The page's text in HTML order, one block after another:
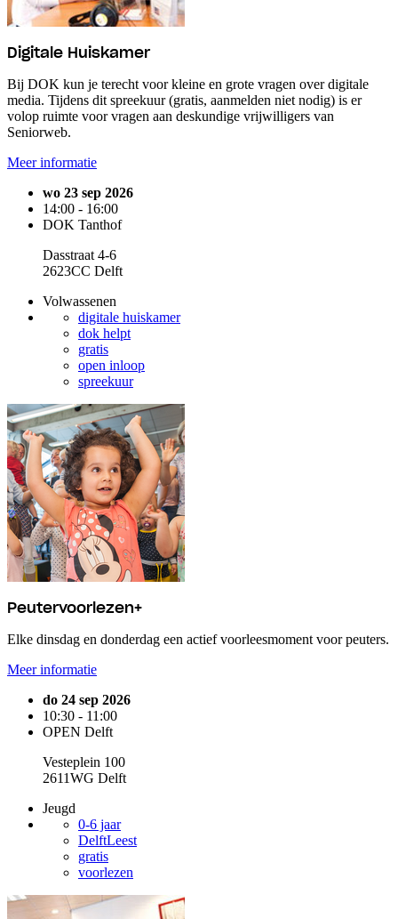
Digitale Huiskamer
Bij DOK kun je terecht voor kleine en grote vragen over digitale
media. Tijdens dit spreekuur (gratis, aanmelden niet nodig) is er
volop ruimte voor vragen aan deskundige vrijwilligers van
Seniorweb.
Meer informatie
wo 23 sep 2026
14:00 - 16:00
DOK Tanthof
Dasstraat 4-6
2623CC Delft
Volwassenen
digitale huiskamer
dok helpt
gratis
open inloop
spreekuur
Peutervoorlezen+
Elke dinsdag en donderdag een actief voorleesmoment voor peuters.
Meer informatie
do 24 sep 2026
10:30 - 11:00
OPEN Delft
Vesteplein 100
2611WG Delft
Jeugd
0-6 jaar
DelftLeest
gratis
voorlezen